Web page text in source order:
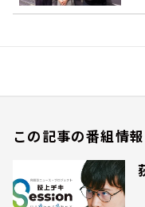
この記事の番組情報